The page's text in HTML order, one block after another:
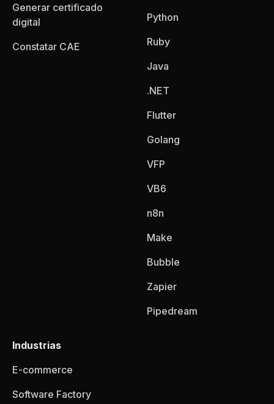
Generar certificado
digital
Constatar CAE
Python
Ruby
Java
.NET
Flutter
Golang
VFP
VB6
n8n
Make
Bubble
Zapier
Pipedream
Industrias
E-commerce
Software Factory